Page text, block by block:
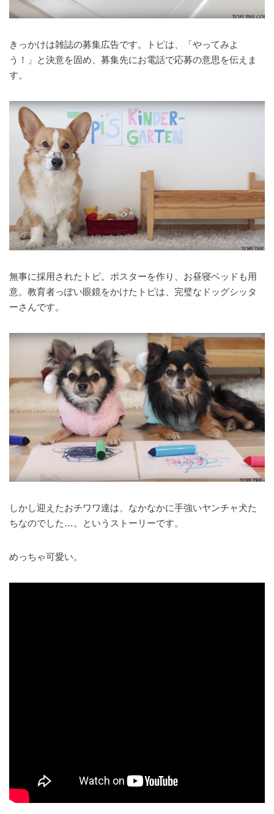
きっかけは雑誌の募集広告です。トピは、「やってみよ
う！」と決意を固め、募集先にお電話で応募の意思を伝えま
す。
無事に採用されたトピ。ポスターを作り、お昼寝ベッドも用
意。教育者っぽい眼鏡をかけたトピは、完璧なドッグシッタ
ーさんです。
しかし迎えたおチワワ達は、なかなかに手強いヤンチャ犬た
ちなのでした…。というストーリーです。
めっちゃ可愛い。